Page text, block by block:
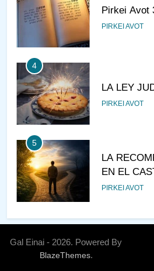
Pirkei Avot
PIRKEI AVOT
4
LA LEY
PIRKEI AVOT
5
LA
EN EL
PIRKEI AVOT
6
¿DE
Gal Einai - 2026. Powered By
BlazeThemes.